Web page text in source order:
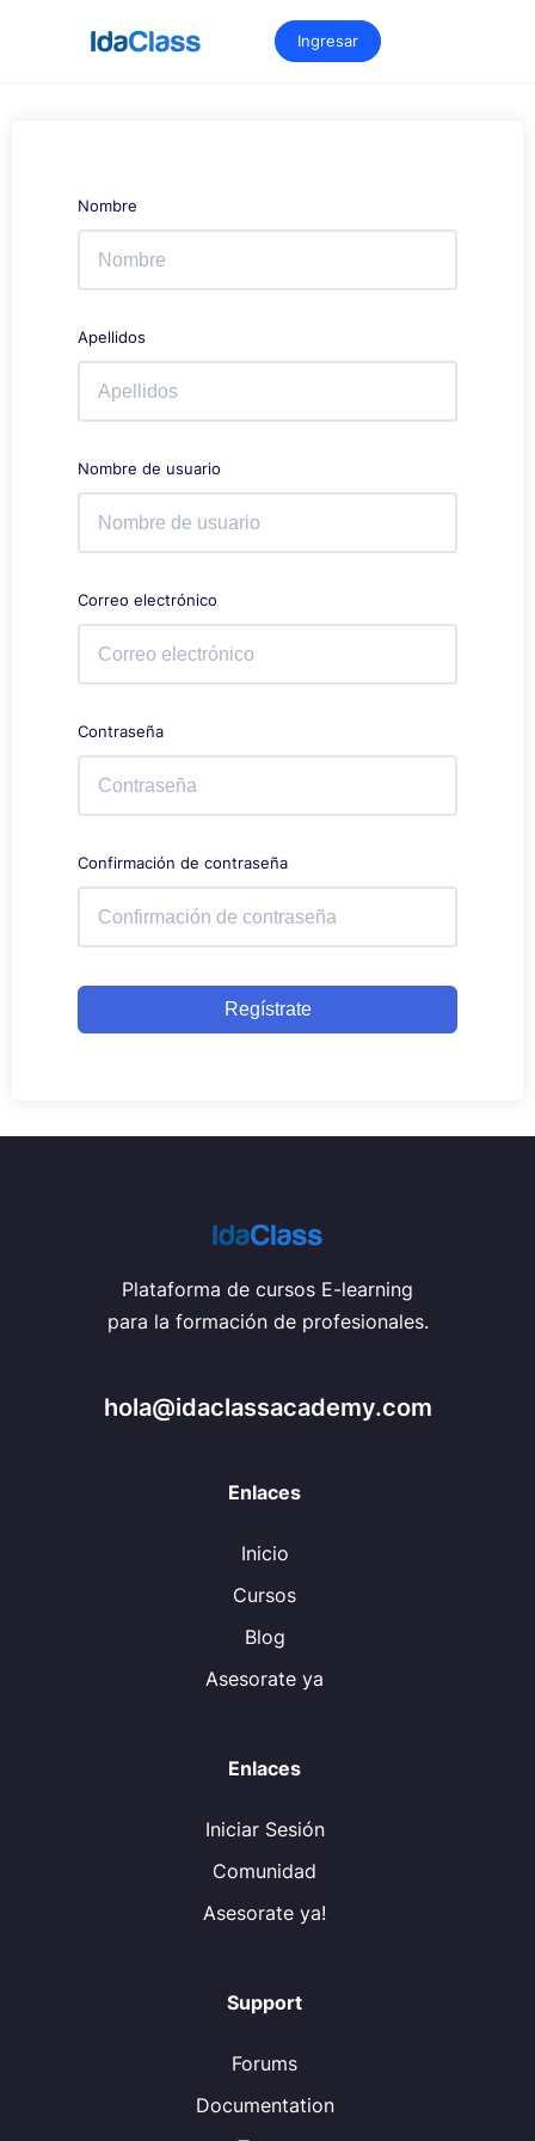
Ingresar
Nombre
Apellidos
Nombre de usuario
Correo electrónico
Contraseña
Confirmación de contraseña
Regístrate
Plataforma de cursos E-learning
para la formación de profesionales.
hola@idaclassacademy.com
Enlaces
Inicio
Cursos
Blog
Asesorate ya
Enlaces
Iniciar Sesión
Comunidad
Asesorate ya!
Support
Forums
Documentation